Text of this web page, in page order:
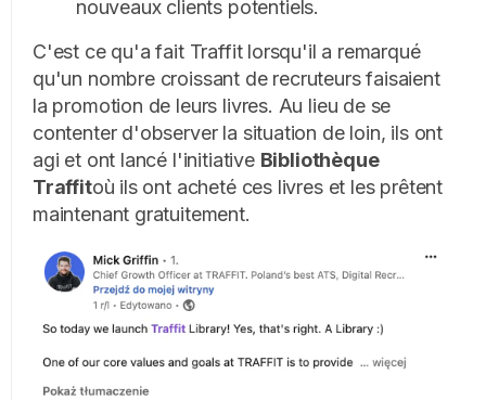
nouveaux clients potentiels.
C'est ce qu'a fait Traffit lorsqu'il a remarqué
qu'un nombre croissant de recruteurs faisaient
la promotion de leurs livres. Au lieu de se
contenter d'observer la situation de loin, ils ont
agi et ont lancé l'initiative Bibliothèque
Traffitoù ils ont acheté ces livres et les prêtent
maintenant gratuitement.